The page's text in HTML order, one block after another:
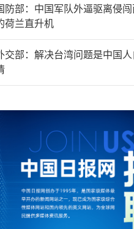
防部：中国军队外逼驱离侵
荷兰直升机
交部：解决台湾问题是中国